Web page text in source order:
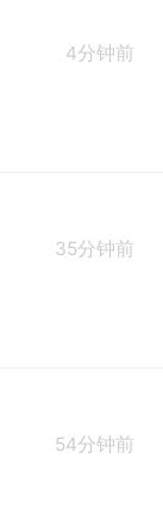
4分钟前
35分钟前
54分钟前